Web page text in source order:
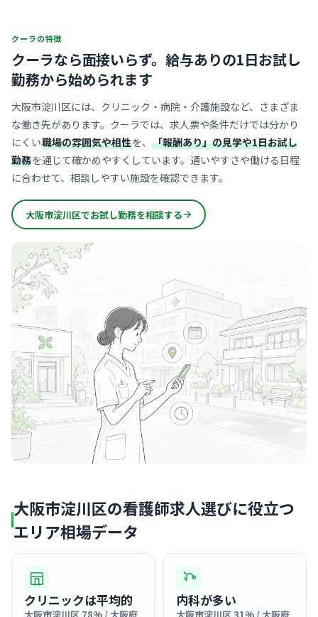
クーラの特徴
クーラなら面接いらず。 給与ありの1日お試し
勤務から始められます
大阪市淀川区には、クリニック・病院・介護施設など、さまざま
な働き先があります。クーラでは、求人票や条件だけでは分かり
にくい職場の雰囲気や相性を、 「報酬あり」の見学や1日お試し
勤務を通じて確かめやすくしています。通いやすさや働ける日程
に合わせて、相談しやすい施設を確認できます。
大阪市淀川区でお試し勤務を相談する
大阪市淀川区の看護師求人選びに役立つ
エリア相場データ
クリニックは平均的 内科が多い